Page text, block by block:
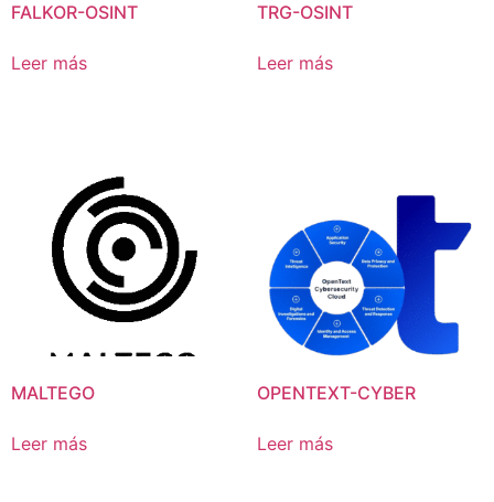
FALKOR-OSINT
Leer más
TRG-OSINT
Leer más
MALTEGO
Leer más
OPENTEXT-CYBER
Leer más